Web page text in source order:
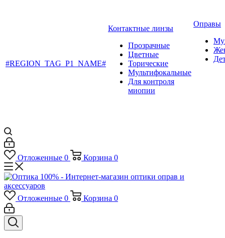
#REGION_TAG_P1_NAME#
Контактные линзы
Прозрачные
Цветные
Торические
Мультифокальные
Для контроля
миопии
Оправы
Отложенные 0 Корзина 0
Отложенные 0 Корзина 0